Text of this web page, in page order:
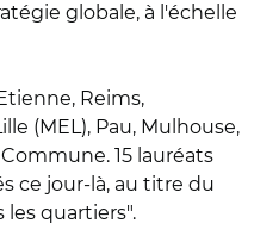
globale, à l'échelle
Reims,
(MEL), Pau, Mulhouse,
15 lauréats
ce jour-là, au titre du
les quartiers".